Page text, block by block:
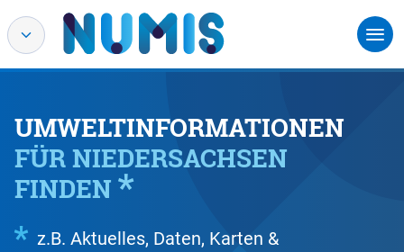
UMWELTINFORMATIONEN
FÜR NIEDERSACHSEN
FINDEN
z.B. Aktuelles, Daten, Karten &